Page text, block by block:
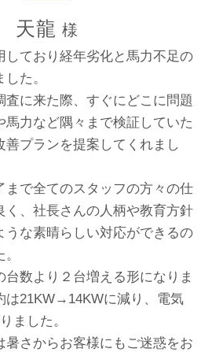
天龍
しており経年劣化と馬力不足の
た。
査に来た際、すぐにどこに問題
馬力など隅々まで検証していた
善プランを提案してくれまし
まで全てのスタッフの方々の仕
く、社長さんの人柄や教育方針
うな素晴らしい対応ができるの
台数より２台増える形になりま
は21KW→14KWに減り、電気
ました。
暑さからお客様にもご迷惑をお